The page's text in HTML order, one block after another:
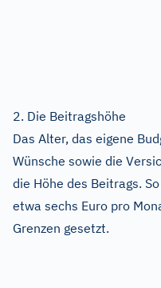
2. Die Beitragshöhe
Das Alter, das eigene
Wünsche sowie die
die Höhe des Beitrags.
etwa sechs Euro pro
Grenzen gesetzt.